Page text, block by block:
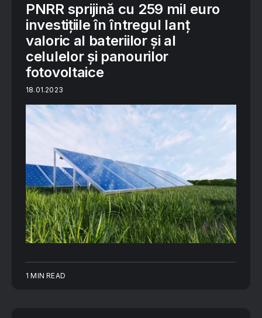
PNRR sprijină cu 259 mil euro
investițiile în întregul lanț
valoric al bateriilor și al
celulelor și panourilor
fotovoltaice
18.01.2023
1 MIN READ